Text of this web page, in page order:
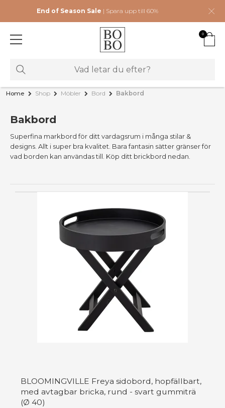
End of Season Sale | Spara upp till 60%
0
Home Shop Möbler Bord Bakbord
Bakbord
Superfina markbord för ditt vardagsrum i många stilar &
designs. Allt i super bra kvalitet. Bara fantasin sätter gränser för
vad borden kan användas till. Köp ditt brickbord nedan.
BLOOMINGVILLE Freya sidobord, hopfällbart,
med avtagbar bricka, rund - svart gummiträ
(Ø 40)